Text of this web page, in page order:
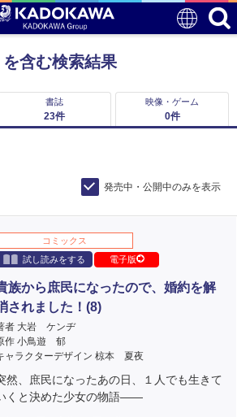
を含む検索結果
書誌
23件
映像・ゲーム
0件
発売中・公開中のみを表示
コミックス
試し読みをする
電子版
族から庶民になったので、婚約を解
されました！(8)
者 大岩 ケンヂ
作 小鳥遊 郁
ャラクターデザイン 椋本 夏夜
然、庶民になったあの日、１人でも生きて
くと決めた少女の物語――